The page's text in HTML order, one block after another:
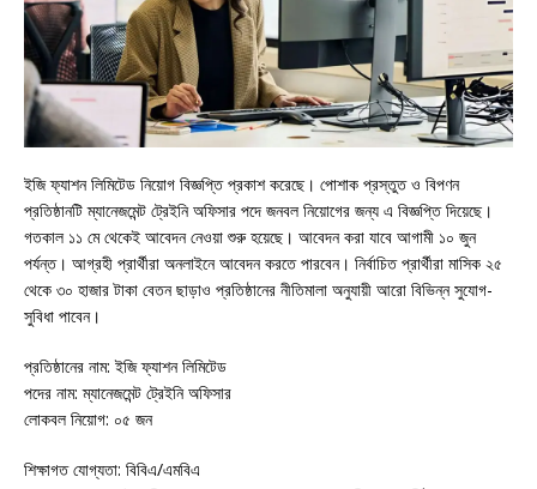
ইজি ফ্যাশন লিমিটেড নিয়োগ বিজ্ঞপ্তি প্রকাশ করেছে। পোশাক প্রস্তুত ও বিপণন
প্রতিষ্ঠানটি ম্যানেজমেন্ট ট্রেইনি অফিসার পদে জনবল নিয়োগের জন্য এ বিজ্ঞপ্তি দিয়েছে।
গতকাল ১১ মে থেকেই আবেদন নেওয়া শুরু হয়েছে। আবেদন করা যাবে আগামী ১০ জুন
পর্যন্ত। আগ্রহী প্রার্থীরা অনলাইনে আবেদন করতে পারবেন। নির্বাচিত প্রার্থীরা মাসিক ২৫
থেকে ৩০ হাজার টাকা বেতন ছাড়াও প্রতিষ্ঠানের নীতিমালা অনুযায়ী আরো বিভিন্ন সুযোগ-
সুবিধা পাবেন।
প্রতিষ্ঠানের নাম: ইজি ফ্যাশন লিমিটেড
পদের নাম: ম্যানেজমেন্ট ট্রেইনি অফিসার
লোকবল নিয়োগ: ০৫ জন
শিক্ষাগত যোগ্যতা: বিবিএ/এমবিএ